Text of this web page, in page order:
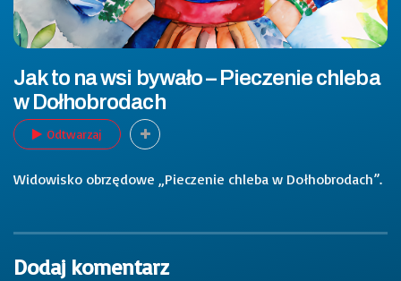
Jak to na wsi bywało – Pieczenie chleba
w Dołhobrodach
Odtwarzaj
Widowisko obrzędowe „Pieczenie chleba w Dołhobrodach”.
Dodaj komentarz